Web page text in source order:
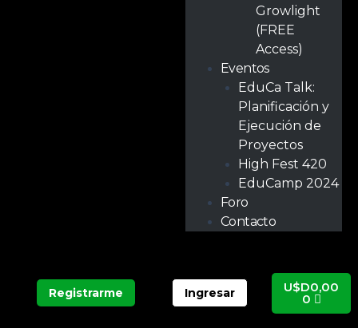
Growlight
(FREE
Access)
Eventos
EduCa Talk:
Planificación y
Ejecución de
Proyectos
High Fest 420
EduCamp 2024
Foro
Contacto
Registrarme Ingresar U$D0,00
0